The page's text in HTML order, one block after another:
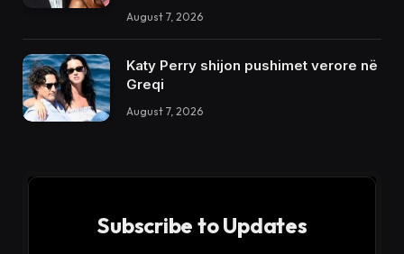
August 7, 2026
Katy Perry shijon pushimet verore në
Greqi
August 7, 2026
Subscribe to Updates